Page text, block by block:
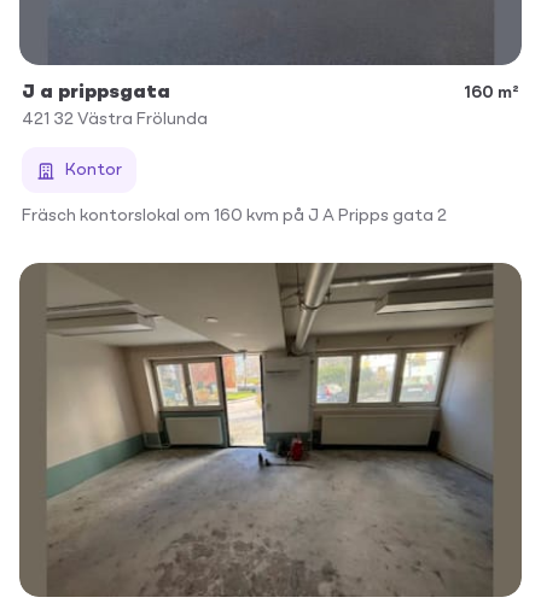
J a prippsgata
160 m²
421 32 Västra Frölunda
Kontor
Fräsch kontorslokal om 160 kvm på J A Pripps gata 2